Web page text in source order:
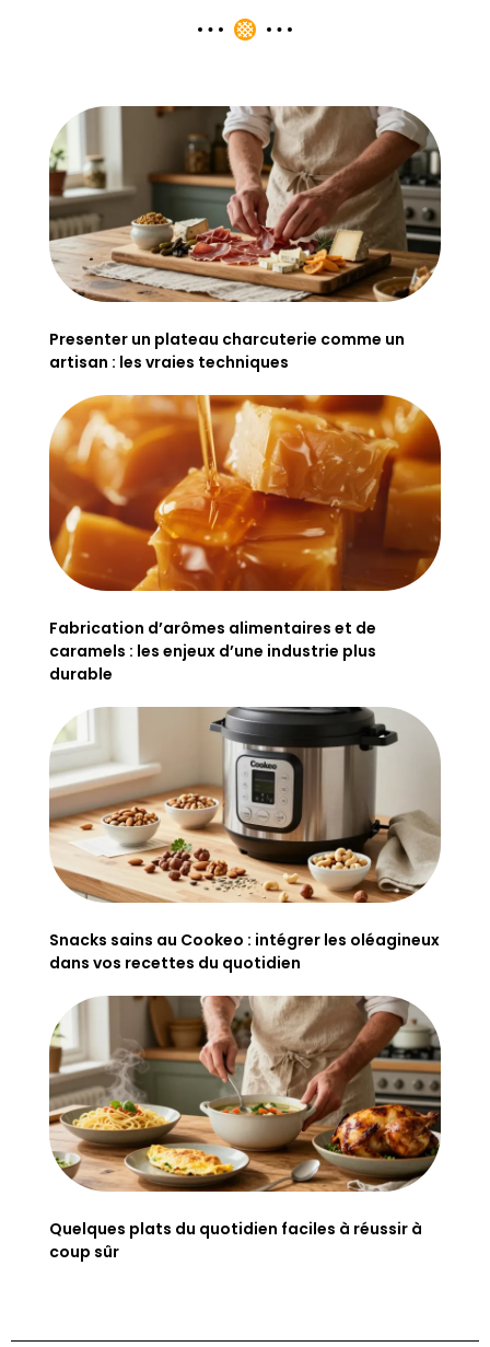
Presenter un plateau charcuterie comme un
artisan : les vraies techniques
Fabrication d’arômes alimentaires et de
caramels : les enjeux d’une industrie plus
durable
Snacks sains au Cookeo : intégrer les oléagineux
dans vos recettes du quotidien
Quelques plats du quotidien faciles à réussir à
coup sûr